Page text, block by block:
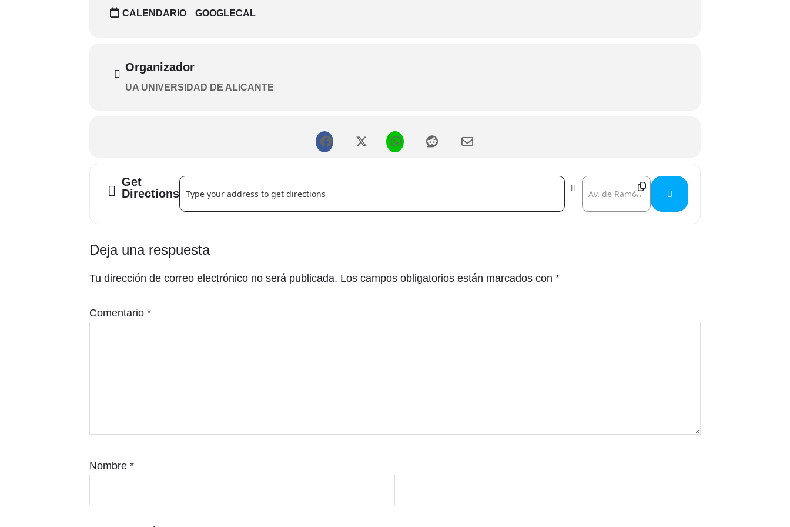
Guanajuatour 2025 se perfila así como una oportunidad única para redescubrir la profundidad estética y filosófica del cine mexicano, su
relación con la literatura y su poder para mantener vivas las tradiciones a través de la pantalla. Entre cempasúchiles, proyecciones y diálogo
CALENDARIO GOOGLECAL
Organizador
UA UNIVERSIDAD DE ALICANTE
Get
Directions
Address - Guanajuatour - II Jornadas de cine y literatura mexicanos. [] Destination Address - Guanajuatour - II Jornadas
Interacciones
con
lectores
Deja una respuesta
Tu dirección de correo electrónico no será publicada. Los campos obligatorios están marcados con *
Comentario *
Nombre *